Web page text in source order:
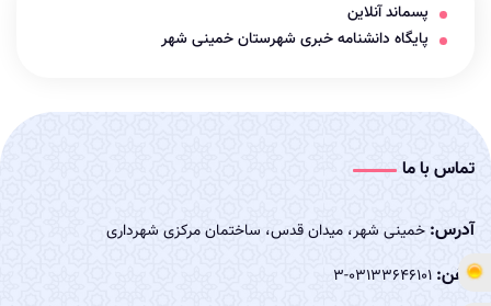
پسماند آنلاین
پایگاه دانشنامه خبری شهرستان خمینی شهر
تماس با ما
آدرس: خمینی شهر، میدان قدس، ساختمان مرکزی شهرداری
تلفن: 03133646101-3